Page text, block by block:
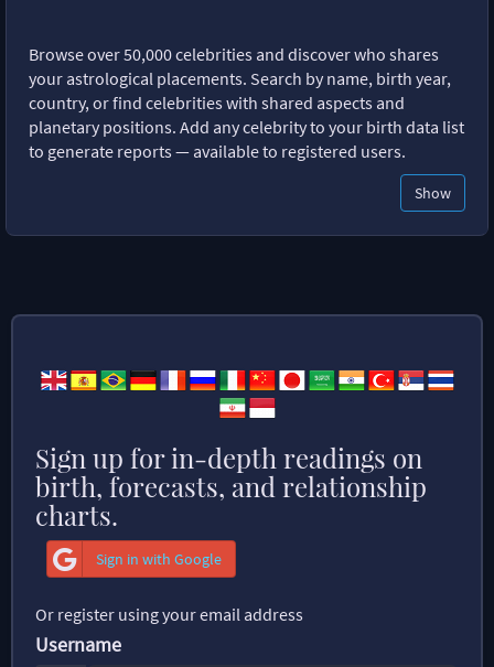
Browse over 50,000 celebrities and discover who shares
your astrological placements. Search by name, birth year,
country, or find celebrities with shared aspects and
planetary positions. Add any celebrity to your birth data list
to generate reports — available to registered users.
Show
Sign up for in-depth readings on
birth, forecasts, and relationship
charts.
Sign in with Google
Or register using your email address
Username